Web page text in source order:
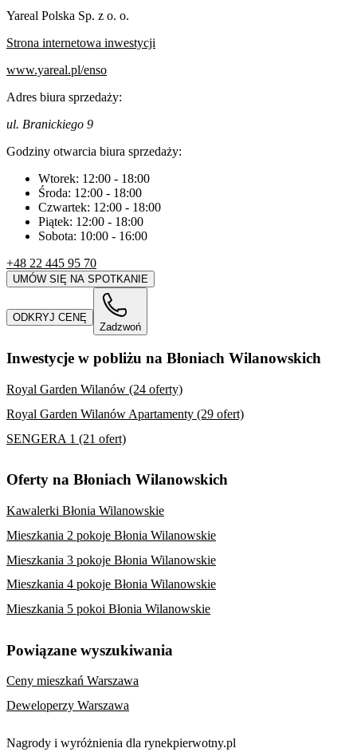
Yareal Polska Sp. z o. o.
Strona internetowa inwestycji
www.yareal.pl/enso
Adres biura sprzedaży:
ul. Branickiego 9
Godziny otwarcia biura sprzedaży:
Wtorek: 12:00 - 18:00
Środa: 12:00 - 18:00
Czwartek: 12:00 - 18:00
Piątek: 12:00 - 18:00
Sobota: 10:00 - 16:00
+48 22 445 95 70
UMÓW SIĘ NA SPOTKANIE
ODKRYJ CENĘ
Zadzwoń
Inwestycje w pobliżu na Błoniach Wilanowskich
Royal Garden Wilanów (24 oferty)
Royal Garden Wilanów Apartamenty (29 ofert)
SENGERA 1 (21 ofert)
Oferty na Błoniach Wilanowskich
Kawalerki Błonia Wilanowskie
Mieszkania 2 pokoje Błonia Wilanowskie
Mieszkania 3 pokoje Błonia Wilanowskie
Mieszkania 4 pokoje Błonia Wilanowskie
Mieszkania 5 pokoi Błonia Wilanowskie
Powiązane wyszukiwania
Ceny mieszkań Warszawa
Deweloperzy Warszawa
Nagrody i wyróżnienia dla rynekpierwotny.pl